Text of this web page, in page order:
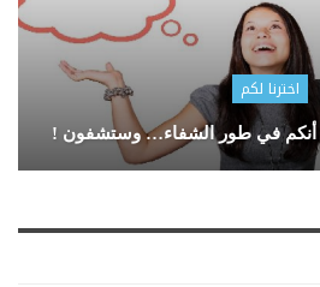
اخترنا لكم
أنكم في طور الشفاء… وستشفون !